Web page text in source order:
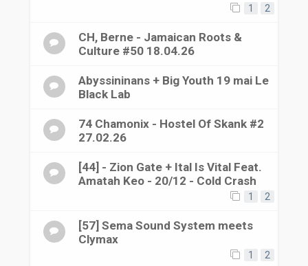
1 2
CH, Berne - Jamaican Roots &
Culture #50 18.04.26
Abyssininans + Big Youth 19 mai Le
Black Lab
74 Chamonix - Hostel Of Skank #2
27.02.26
[44] - Zion Gate + Ital Is Vital Feat.
Amatah Keo - 20/12 - Cold Crash
1 2
[57] Sema Sound System meets
Clymax
1 2